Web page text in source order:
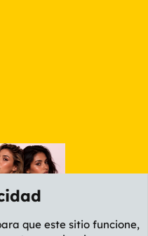
que este sitio funcione,